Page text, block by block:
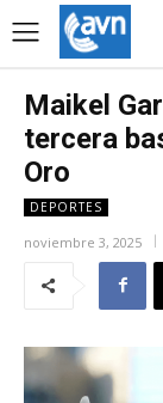
Maikel
tercera
Oro
DEPORTES
noviembre 3, 2025